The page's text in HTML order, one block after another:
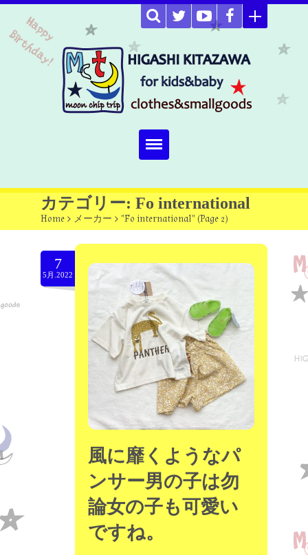
Home
about
Select item
omutucake
moon chip trip original
my account
minna kitchen komeco
カテゴリー: Fo international
Home > メーカー > "Fo international" (Page 2)
7
5月.2022
風に靡くようなパ
ンサー男の子は勿
論女の子も可愛い
ですね。